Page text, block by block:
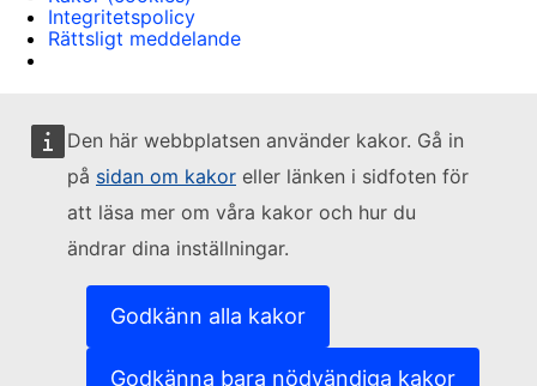
Den här webbplatsen använder kakor. Gå in
på sidan om kakor eller länken i sidfoten för
att läsa mer om våra kakor och hur du
ändrar dina inställningar.
Godkänn alla kakor
Godkänna bara nödvändiga kakor
Integritetspolicy
Rättsligt meddelande